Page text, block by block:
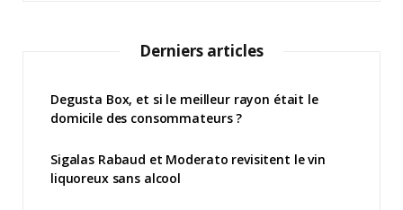
Derniers articles
Degusta Box, et si le meilleur rayon était le
domicile des consommateurs ?
Sigalas Rabaud et Moderato revisitent le vin
liquoreux sans alcool